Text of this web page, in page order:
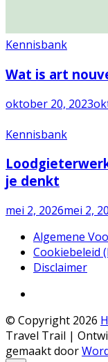
Kennisbank
Wat is art
oktober 20, 2023
Kennisbank
je denkt
mei 2, 2026mei 2,
Algemene
Cookiebeleid
Disclaimer
© Copyright 2026
Travel Trail |
gemaakt door